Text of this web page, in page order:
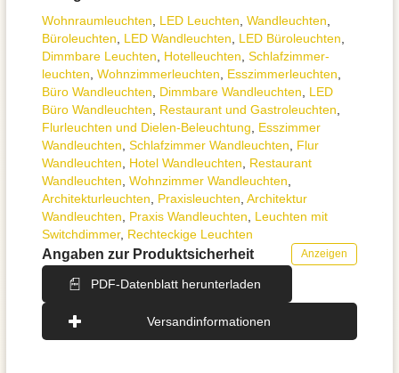
Wohnraum­leuchten LED Leuchten Wand­leuchten
Büroleuchten
LED Wandleuchten LED Büroleuchten
Dimmbare Leuchten
Hotelleuchten Schlafzimmer­
leuchten Wohnzimmer­leuchten Esszimmer­­leuchten
Büro Wandleuchten
Dimmbare Wandleuchten
LED
Büro Wandleuchten
Restaurant und Gastroleuchten
Flurleuchten und Dielen-Beleuchtung
Esszimmer
Wandleuchten Schlafzimmer Wandleuchten
Flur
Wandleuchten
Hotel Wandleuchten
Restaurant
Wandleuchten Wohnzimmer Wandleuchten
Architektur­leuchten
Praxisleuchten Architektur
Wandleuchten
Praxis Wandleuchten
Leuchten mit
Switchdimmer, Rechteckige Leuchten
Angaben zur Produktsicherheit Anzeigen
PDF-Datenblatt herunterladen
Versandinformationen